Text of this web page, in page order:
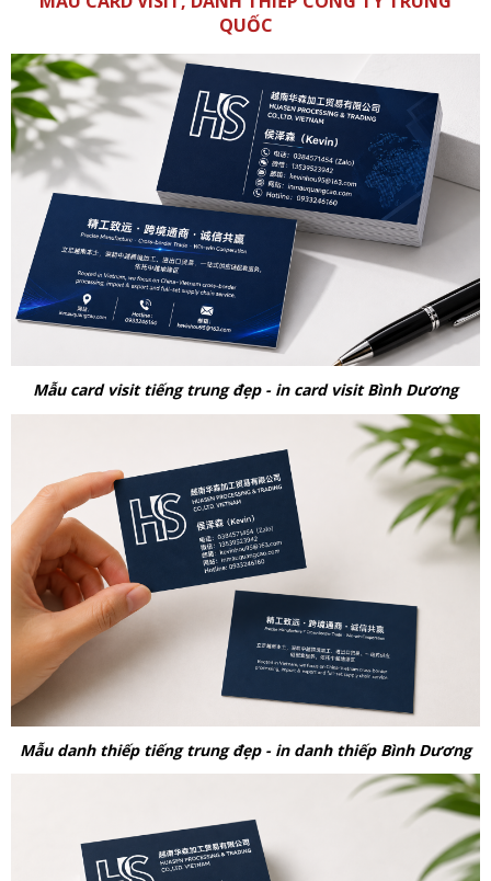
QUỐC
Mẫu card visit tiếng trung đẹp - in card visit Bình Dương
Mẫu danh thiếp tiếng trung đẹp - in danh thiếp Bình Dương